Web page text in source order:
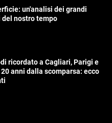
un'analisi dei grandi
nostro tempo
ricordato a Cagliari, Parigi e
anni dalla scomparsa: ecco